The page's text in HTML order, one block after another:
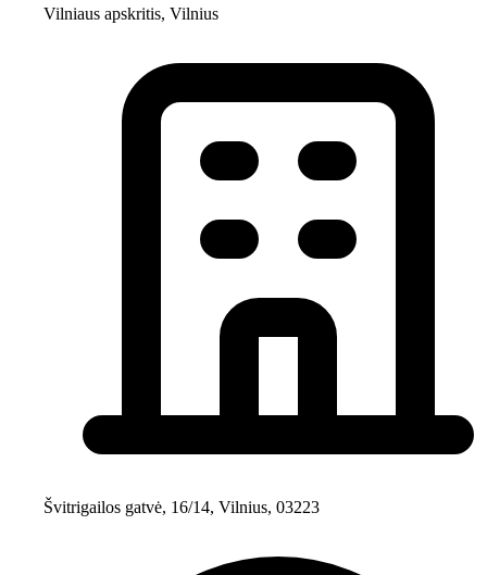
Vilniaus apskritis, Vilnius
Švitrigailos gatvė, 16/14, Vilnius, 03223